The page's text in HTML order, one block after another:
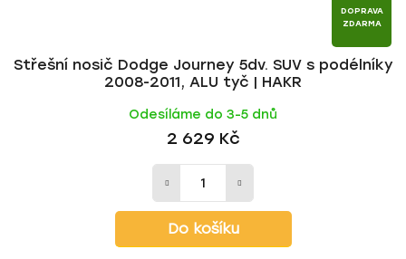
DOPRAVA
ZDARMA
Střešní nosič Dodge Journey 5dv. SUV s podélníky
2008-2011, ALU tyč | HAKR
Odesíláme do 3-5 dnů
2 629 Kč
Do košíku